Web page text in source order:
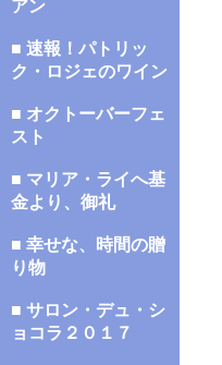
アン
■ 速報！パトリッ
ク・ロジェのワイン
■ オクトーバーフェ
スト
■ マリア・ライへ基
金より、御礼
■ 幸せな、時間の贈
り物
■ サロン・デュ・シ
ョコラ２０１７